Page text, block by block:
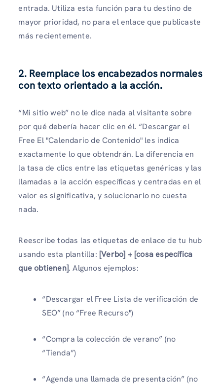
entrada. Utiliza esta función para tu destino de
mayor prioridad, no para el enlace que publicaste
más recientemente.
2. Reemplace los encabezados normales
con texto orientado a la acción.
“Mi sitio web” no le dice nada al visitante sobre
por qué debería hacer clic en él. “Descargar el
Free El "Calendario de Contenido" les indica
exactamente lo que obtendrán. La diferencia en
la tasa de clics entre las etiquetas genéricas y las
llamadas a la acción específicas y centradas en el
valor es significativa, y solucionarlo no cuesta
nada.
Reescribe todas las etiquetas de enlace de tu hub
usando esta plantilla: [Verbo] + [cosa específica
que obtienen]. Algunos ejemplos:
“Descargar el Free Lista de verificación de
SEO” (no “Free Recurso")
“Compra la colección de verano” (no
“Tienda”)
“Agenda una llamada de presentación” (no